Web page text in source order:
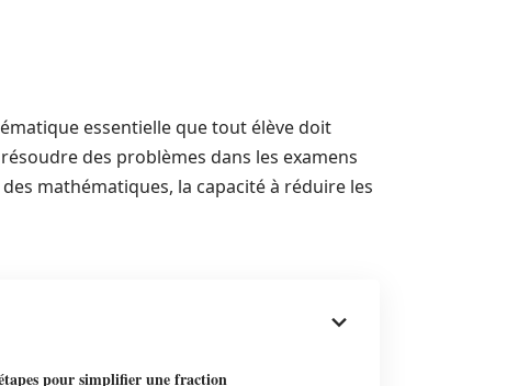
essentielle que tout élève doit
des problèmes dans les examens
mathématiques, la capacité à réduire les
pour simplifier une fraction